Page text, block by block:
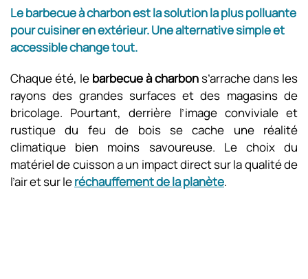
Le barbecue à charbon est la solution la plus polluante
pour cuisiner en extérieur. Une alternative simple et
accessible change tout.
Chaque été, le barbecue à charbons’arrache dans les
rayons des grandes surfaces et des magasins de
bricolage. Pourtant, derrière l’image conviviale et
rustique du feu de bois se cache une réalité
climatique bien moins savoureuse. Le choix du
matériel de cuisson a un impact direct sur la qualité de
l’air et sur leréchauffement de la planète.